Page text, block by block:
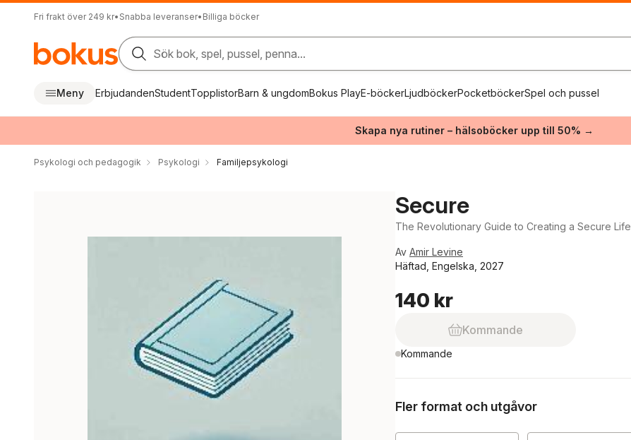
Fri frakt över 249 kr• Snabba leveranser• Billiga böcker
Sök bok, spel, pussel, penna...
Meny ErbjudandenStudentTopplistorBarn & ungdomBokus PlayE-böckerLjudböckerPocketböckerSpel och pussel
Skapa nya rutiner – hälsoböcker upp till 50% →
Psykologi och pedagogik Psykologi Familjepsykologi
Secure
The Revolutionary Guide to Creating a Secure Life
Av Amir Levine
Häftad, Engelska, 2027
140 kr
Kommande
Kommande
Fler format och utgåvor